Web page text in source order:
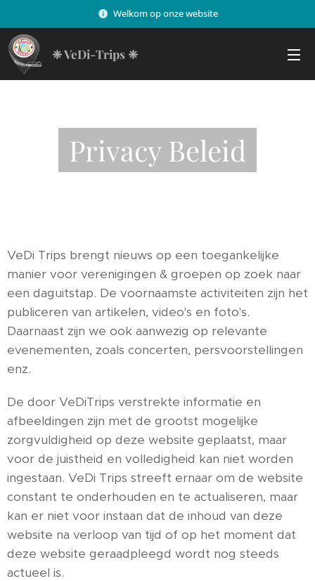
Welkom op onze website
❈VeDi-Trips ❈
Privacy Beleid
VeDi Trips brengt nieuws op een toegankelijke
manier voor verenigingen & groepen op zoek naar
een daguitstap. De voornaamste activiteiten zijn het
publiceren van artikelen, video's en foto's.
Daarnaast zijn we ook aanwezig op relevante
evenementen, zoals concerten, persvoorstellingen
enz.
De door VeDiTrips verstrekte informatie en
afbeeldingen zijn met de grootst mogelijke
zorgvuldigheid op deze website geplaatst, maar
voor de juistheid en volledigheid kan niet worden
ingestaan. VeDi Trips streeft ernaar om de website
constant te onderhouden en te actualiseren, maar
kan er niet voor instaan dat de inhoud van deze
website na verloop van tijd of op het moment dat
deze website geraadpleegd wordt nog steeds
actueel is.